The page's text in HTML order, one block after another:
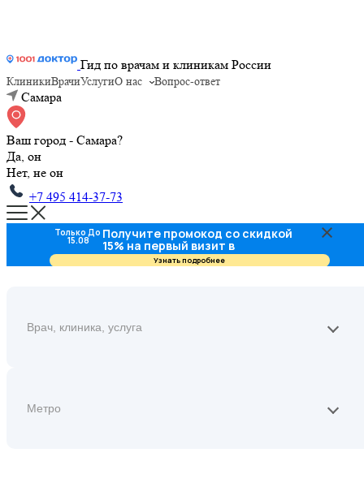
Гид по врачам и клиникам России
КлиникиВрачиУслугиО нас Вопрос-ответ
Самара
Ваш город - Самара?
Да, он
Нет, не он
+7 495 414-37-73
Только До
15.08 Получите промокод со скидкой
15% на первый визит в
стоматологию
Узнать подробнее